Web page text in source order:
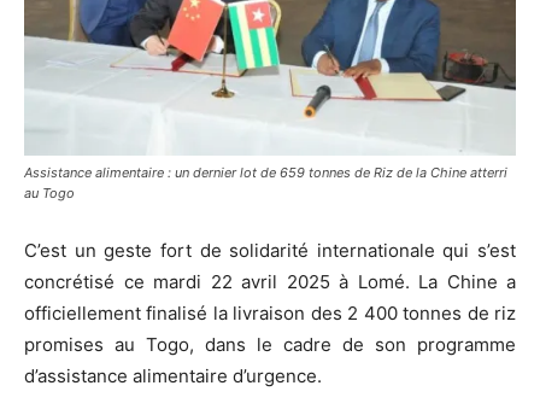
Assistance alimentaire : un dernier lot de 659 tonnes de Riz de la Chine atterri
au Togo
C’est un geste fort de solidarité internationale qui s’est
concrétisé ce mardi 22 avril 2025 à Lomé. La Chine a
officiellement finalisé la livraison des 2 400 tonnes de riz
promises au Togo, dans le cadre de son programme
d’assistance alimentaire d’urgence.